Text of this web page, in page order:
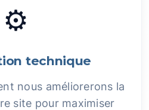
⚙️
technique
nous améliorerons la
site pour maximiser